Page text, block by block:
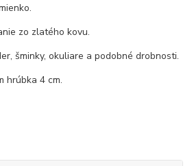
zo zlatého kovu.
šminky, okuliare a podobné drobnosti.
hrúbka 4 cm.